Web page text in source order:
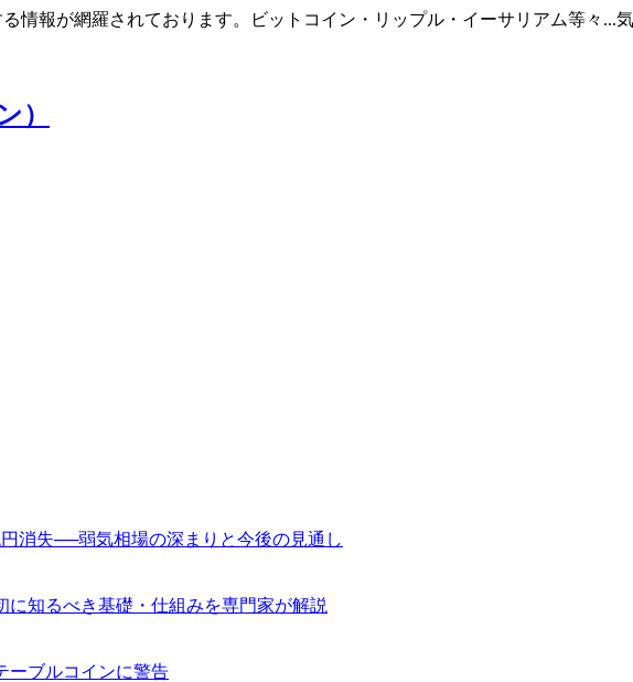
情報が網羅されております。ビットコイン・リップル・イーサリアム等々...
消失──弱気相場の深まりと今後の見通し
に知るべき基礎・仕組みを専門家が解説
ーブルコインに警告